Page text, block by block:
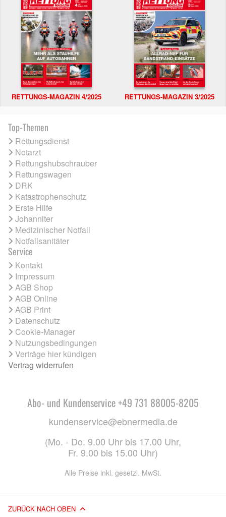
RETTUNGS-MAGAZIN 4/2025 RETTUNGS-MAGAZIN 3/2025
Top-Themen
Rettungsdienst
Notarzt
Rettungshubschrauber
Rettungswagen
DRK
Katastrophenschutz
Erste Hilfe
Johanniter
Medizinischer Notfall
Notfallsanitäter
Service
Kontakt
Impressum
AGB Shop
AGB Online
AGB Print
Datenschutz
Cookie-Manager
Nutzungsbedingungen
Verträge hier kündigen
Vertrag widerrufen
Abo- und Kundenservice +49 731 88005-8205
kundenservice@ebnermedia.de
(Mo. - Do. 9.00 Uhr bis 17.00 Uhr,
Fr. 9.00 bis 15.00 Uhr)
Alle Preise inkl. gesetzl. MwSt.
ZURÜCK NACH OBEN